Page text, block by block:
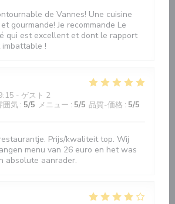
de Vannes! Une cuisine
gourmande! Je recommande Le
qui est excellent et dont le rapport
!
- ゲスト 2
囲気 : 5/5 メニュー : 5/5 品質-価格 : 5/5
Prijs/kwaliteit top. Wij
menu van 26 euro en het was
absolute aanrader.